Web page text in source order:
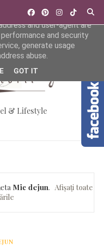
& Lifestyle
Mic dejun. Afișați toate
to deliver its services
and user-agent are
and security
generate usage
abuse.
GOT IT